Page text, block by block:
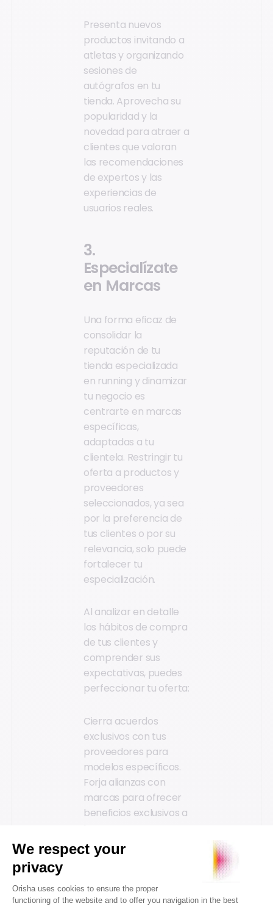
Presenta nuevos
productos invitando a
atletas y organizando
sesiones de
autógrafos en tu
tienda. Aprovecha su
popularidad y la
novedad para atraer a
clientes que valoran
las recomendaciones
de expertos y las
experiencias de
usuarios reales.
3.
Especialízate
en Marcas
Una forma eficaz de
consolidar la
reputación de tu
tienda especializada
en running y dinamizar
tu negocio es
centrarte en marcas
específicas,
adaptadas a tu
clientela. Restringir tu
oferta a productos y
proveedores
seleccionados, ya sea
por la preferencia de
tus clientes o por su
relevancia, solo puede
fortalecer tu
especialización.
Al analizar en detalle
los hábitos de compra
de tus clientes y
comprender sus
expectativas, puedes
perfeccionar tu oferta:
Cierra acuerdos
exclusivos con tus
proveedores para
modelos específicos.
Forja alianzas con
marcas para ofrecer
beneficios exclusivos a
tus
clientes.Proporciona
productos técnicos y
adapten a las